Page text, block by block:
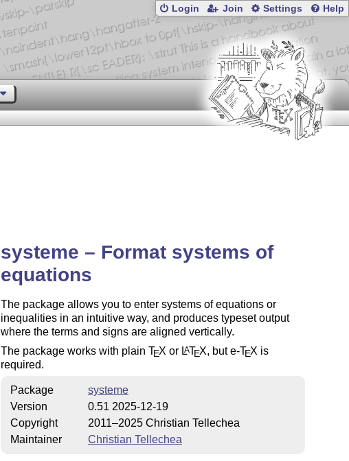
Login Join Settings Help
systeme – Format systems of
equations
The package allows you to enter systems of equations or
inequalities in an intuitive way, and produces typeset output
where the terms and signs are aligned vertically.
The package works with plain TEX or LATEX, but e-TEX is
required.
Package
systeme
Version
0.51 2025-12-19
Copyright
2011–2025 Christian Tellechea
Maintainer
Christian Tellechea